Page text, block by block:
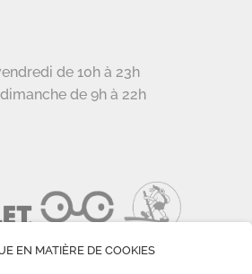
de 10h à 23h
de 9h à 22h
EN MATIÈRE DE COOKIES